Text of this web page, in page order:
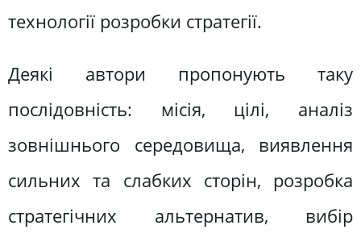
технології розробки стратегії.
Деякі автори пропонують таку
послідовність: місія, цілі, аналіз
зовнішнього середовища, виявлення
сильних та слабких сторін, розробка
стратегічних альтернатив, вибір